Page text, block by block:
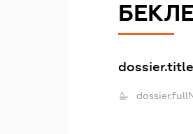
dossier.title